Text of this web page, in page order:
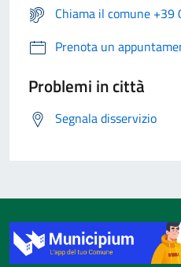
Chiama il comune +39
Prenota un
Problemi in città
Segnala disservizio